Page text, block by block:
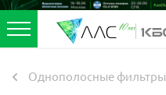
Однополосные фильтры